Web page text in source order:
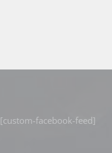
[custom-facebook-feed]